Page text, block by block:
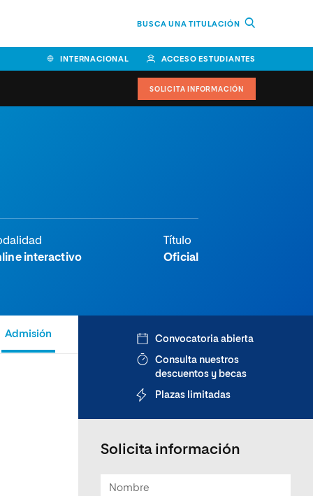
BUSCA UNA TITULACIÓN
INTERNACIONAL ACCESO ESTUDIANTES
SOLICITA INFORMACIÓN
interactivo
Título
Oficial
Admisión Convocatoria abierta
Consulta nuestros
descuentos y becas
Plazas limitadas
Solicita información